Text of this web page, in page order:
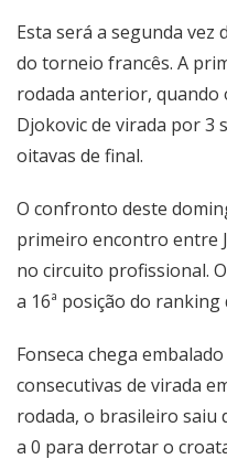
Esta será a segunda vez
do torneio francês. A
rodada anterior, quando
Djokovic de virada por 3
oitavas de final.
O confronto deste
primeiro encontro entre
no circuito profissional.
a 16ª posição do ranking
Fonseca chega
consecutivas de virada
rodada, o brasileiro saiu
a 0 para derrotar o